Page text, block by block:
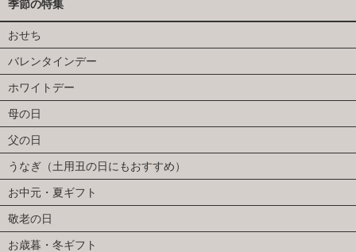
季節の特集
おせち
バレンタインデー
ホワイトデー
母の日
父の日
うなぎ（土用丑の日にもおすすめ）
お中元・夏ギフト
敬老の日
お歳暮・冬ギフト